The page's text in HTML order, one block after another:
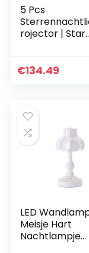
5 Pcs
rojector | Star
Voor Kinderen –
€134.49
LED
Meisje Hart
Nachtlampje